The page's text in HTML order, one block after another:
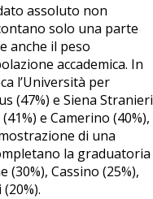
assoluto non
solo una parte
anche il peso
accademica. In
l’Università per
(47%) e Siena Stranieri
e Camerino (40%),
di una
la graduatoria
Cassino (25%),